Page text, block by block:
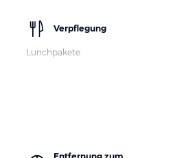
Verpflegung
Lunchpakete